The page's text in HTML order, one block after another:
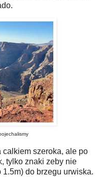
calkiem szeroka, ale po
tylko znaki zeby nie
do brzegu urwiska.